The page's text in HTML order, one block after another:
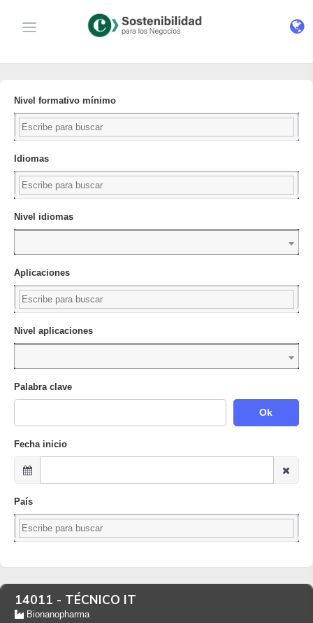
Nivel formativo mínimo
Idiomas
Nivel idiomas
Aplicaciones
Nivel aplicaciones
Palabra clave
Ok
Fecha inicio
País
14011 - TÉCNICO IT
Bionanopharma